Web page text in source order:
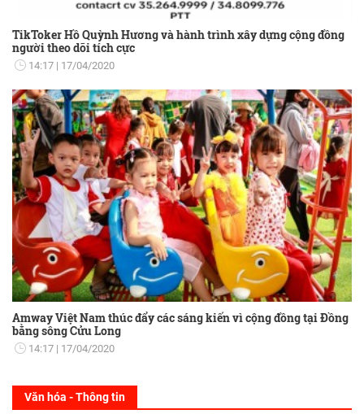
TikToker Hồ Quỳnh Hương và hành trình xây dựng cộng đồng
người theo dõi tích cực
14:17 17/04/2020
Amway Việt Nam thúc đẩy các sáng kiến vì cộng đồng tại Đồng
bằng sông Cửu Long
14:17 17/04/2020
Văn hóa - Thông tin